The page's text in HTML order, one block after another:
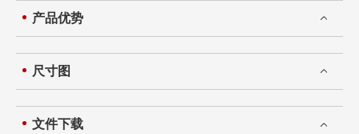
产品优势
尺寸图
文件下载